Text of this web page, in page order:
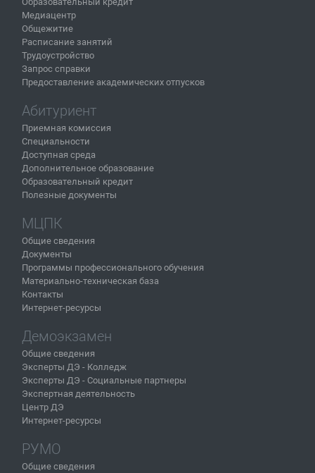
Медиацентр
Общежитие
Расписание занятий
Трудоустройство
Запрос справки
Предоставление академических отпусков
Абитуриент
Приемная комиссия
Специальности
Доступная среда
Дополнительное образование
Образовательный кредит
Полезные документы
МЦПК
Общие сведения
Документы
Программы профессионального обучения
Материально-техническая база
Контакты
Интернет-ресурсы
Демоэкзамен
Общие сведения
Эксперты ДЭ - Колледж
Эксперты ДЭ - Социальные партнеры
Экспертная деятельность
Центр ДЭ
Интернет-ресурсы
РУМО
Общие сведения